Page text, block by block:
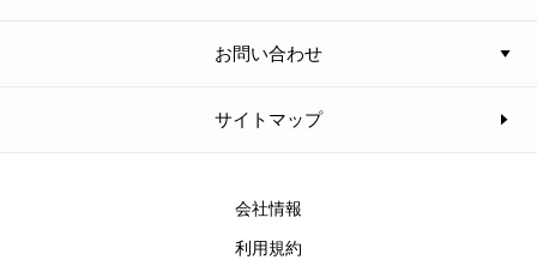
お問い合わせ
サイトマップ
会社情報
利用規約